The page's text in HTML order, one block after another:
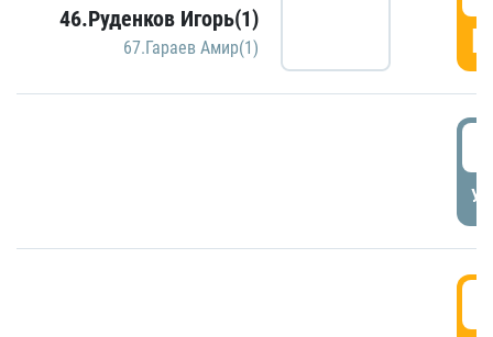
46.Руденков Игорь(1)
67.Гараев Амир(1)